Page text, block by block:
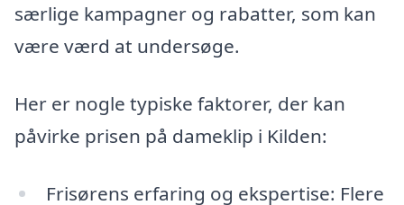
særlige kampagner og rabatter, som kan
være værd at undersøge.
Her er nogle typiske faktorer, der kan
påvirke prisen på dameklip i Kilden:
Frisørens erfaring og ekspertise: Flere